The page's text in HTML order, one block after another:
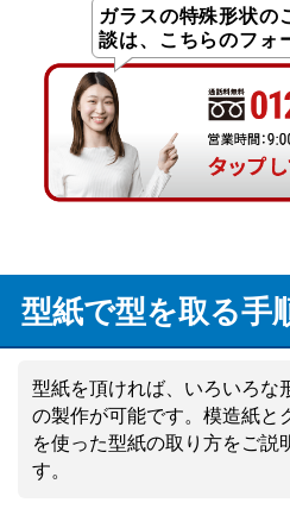
ガラスの特殊形状の
談は、こちらのフォ
型紙で型を取る手
型紙を頂ければ、いろいろな
の製作が可能です。模造紙と
を使った型紙の取り方をご説
す。